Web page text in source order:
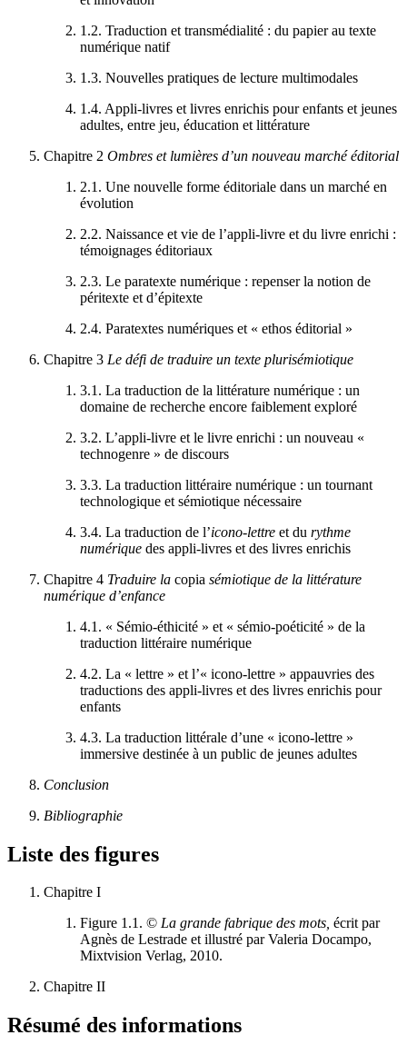
1.2. Traduction et transmédialité : du papier au texte
numérique natif
1.3. Nouvelles pratiques de lecture multimodales
1.4. Appli-livres et livres enrichis pour enfants et jeunes
adultes, entre jeu, éducation et littérature
Chapitre 2 Ombres et lumières d’un nouveau marché éditorial
2.1. Une nouvelle forme éditoriale dans un marché en
évolution
2.2. Naissance et vie de l’appli-livre et du livre enrichi :
témoignages éditoriaux
2.3. Le paratexte numérique : repenser la notion de
péritexte et d’épitexte
2.4. Paratextes numériques et « ethos éditorial »
Chapitre 3 Le défi de traduire un texte plurisémiotique
3.1. La traduction de la littérature numérique : un
domaine de recherche encore faiblement exploré
3.2. L’appli-livre et le livre enrichi : un nouveau «
technogenre » de discours
3.3. La traduction littéraire numérique : un tournant
technologique et sémiotique nécessaire
3.4. La traduction de l’icono-lettre et du rythme
numérique des appli-livres et des livres enrichis
Chapitre 4 Traduire la copia sémiotique de la littérature
numérique d’enfance
4.1. « Sémio-éthicité » et « sémio-poéticité » de la
traduction littéraire numérique
4.2. La « lettre » et l’« icono-lettre » appauvries des
traductions des appli-livres et des livres enrichis pour
enfants
4.3. La traduction littérale d’une « icono-lettre »
immersive destinée à un public de jeunes adultes
Conclusion
Bibliographie
Liste des figures
Chapitre I
Figure 1.1. © La grande fabrique des mots, écrit par
Agnès de Lestrade et illustré par Valeria Docampo,
Mixtvision Verlag, 2010.
Chapitre II
Résumé des informations